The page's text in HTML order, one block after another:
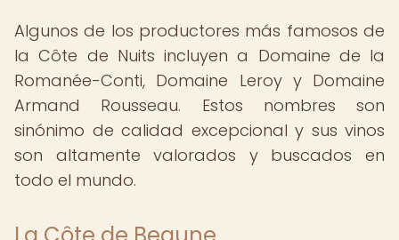
Algunos de los productores más famosos de
la Côte de Nuits incluyen a Domaine de la
Romanée-Conti, Domaine Leroy y Domaine
Armand Rousseau. Estos nombres son
sinónimo de calidad excepcional y sus vinos
son altamente valorados y buscados en
todo el mundo.